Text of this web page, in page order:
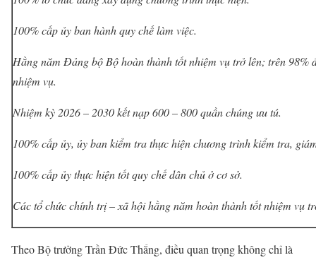
100% cấp ủy ban hành quy chế làm việc.
Hằng năm Đảng bộ Bộ hoàn thành tốt nhiệm vụ trở lên; trên 98%
nhiệm vụ.
Nhiệm kỳ 2026 – 2030 kết nạp 600 – 800 quần chúng ưu tú.
100% cấp ủy, ủy ban kiểm tra thực hiện chương trình kiểm tra,
100% cấp ủy thực hiện tốt quy chế dân chủ ở cơ sở.
Các tổ chức chính trị – xã hội hằng năm hoàn thành tốt nhiệm vụ
Theo Bộ trưởng Trần Đức Thắng, điều quan trọng không chỉ là